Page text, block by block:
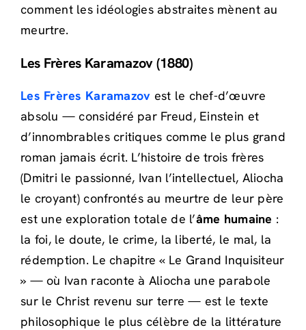
comment les idéologies abstraites mènent au
meurtre.
Les Frères Karamazov (1880)
Les Frères Karamazov est le chef-d’œuvre
absolu — considéré par Freud, Einstein et
d’innombrables critiques comme le plus grand
roman jamais écrit. L’histoire de trois frères
(Dmitri le passionné, Ivan l’intellectuel, Aliocha
le croyant) confrontés au meurtre de leur père
est une exploration totale de l’âme humaine :
la foi, le doute, le crime, la liberté, le mal, la
rédemption. Le chapitre « Le Grand Inquisiteur
» — où Ivan raconte à Aliocha une parabole
sur le Christ revenu sur terre — est le texte
philosophique le plus célèbre de la littérature